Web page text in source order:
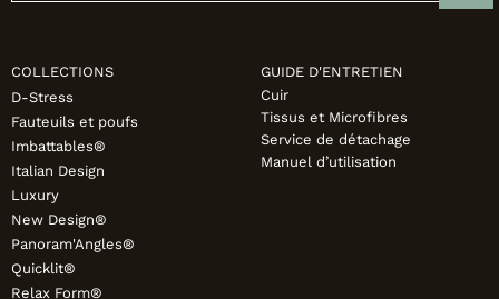
COLLECTIONS
D-Stress
Fauteuils et poufs
Imbattables®
Italian Design
Luxury
New Design®
Panoram'Angles®
Quicklit®
Relax Form®
GUIDE D'ENTRETIEN
Cuir
Tissus et Microfibres
Service de détachage
Manuel d’utilisation